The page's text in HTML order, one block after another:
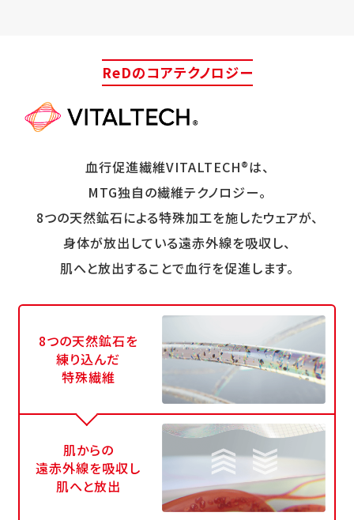
ReDのコアテクノロジー
血行促進繊維VITALTECH®は、
MTG独自の繊維テクノロジー。
8つの天然鉱石による特殊加工を施したウェアが、
身体が放出している遠赤外線を吸収し、
肌へと放出することで血行を促進します。
8つの天然鉱石を
練り込んだ
特殊繊維
肌からの
遠赤外線を吸収し
肌へと放出